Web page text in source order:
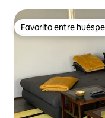
Favorito entre
Favorito entre